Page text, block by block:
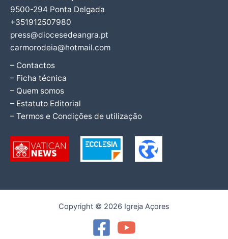
9500-294 Ponta Delgada
+351912507980
press@diocesedeangra.pt
carmorodeia@hotmail.com
– Contactos
– Ficha técnica
– Quem somos
– Estatuto Editorial
– Termos e Condições de utilização
Copyright © 2026 Igreja Açores